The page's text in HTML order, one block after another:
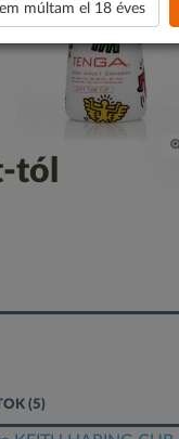
-tól
(5)
múltam el 18 éves